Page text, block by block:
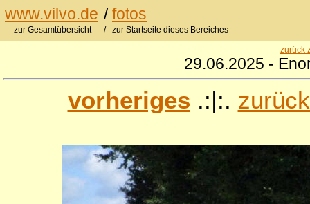
www.vilvo.de /fotos
zur Gesamtübersicht / zur Startseite dieses Bereiches
zurück
29.06.2025 -
vorheriges .:|:.